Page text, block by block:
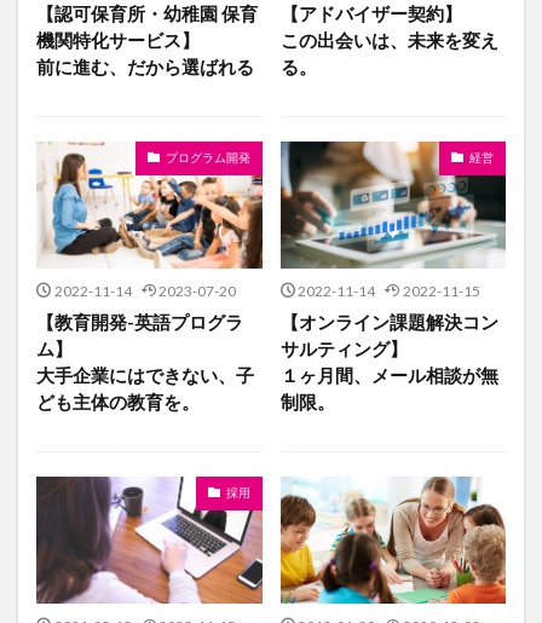
【認可保育所・幼稚園 保育
機関特化サービス】
前に進む、だから選ばれる
【アドバイザー契約】
この出会いは、未来を変え
る。
プログラム開発
2022-11-14 2023-07-20
【教育開発-英語プログラ
ム】
大手企業にはできない、子
ども主体の教育を。
経営
2022-11-14 2022-11-15
【オンライン課題解決コン
サルティング】
１ヶ月間、メール相談が無
制限。
採用